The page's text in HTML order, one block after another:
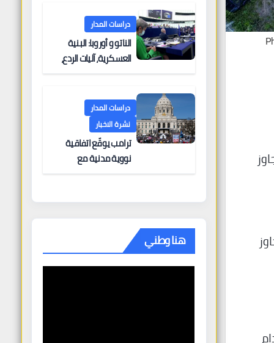
دراسات المدار
الناتو و أوروبا: البنية
العسكرية، آليات الردع،
دراسات المدار
نشرة الاخبار
ترامب يوقّع اتفاقية
نووية مدنية مع
دبلوماسي كبير” —
وباكستان تطلب 10
وساطتها في إيران
هنا وطني